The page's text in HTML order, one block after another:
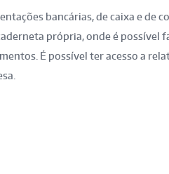
bancárias, de caixa e de
própria, onde é possível
É possível ter acesso a